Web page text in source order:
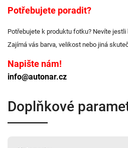
Potřebujete poradit?
Potřebujete k produktu fotku? Nevíte jestli
Zajímá vás barva, velikost nebo jiná
Napište nám!
info@autonar.cz
Doplňkové